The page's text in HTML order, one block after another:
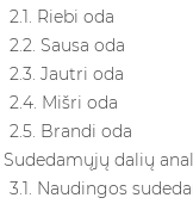
2.1. Riebi oda
2.2. Sausa oda
2.3. Jautri oda
2.4. Mišri oda
2.5. Brandi oda
Sudedamųjų dalių
3.1. Naudingos